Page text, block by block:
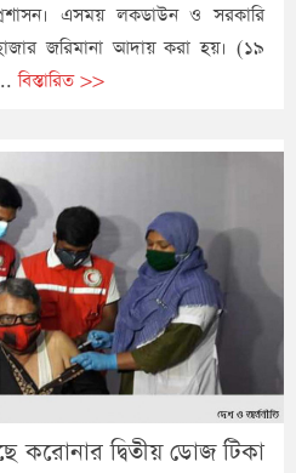
এসময় লকডাউন ও সরকারি
জরিমানা আদায় করা হয়। (১৯
বিস্তারিত >>
করোনার দ্বিতীয় ডোজ টিকা